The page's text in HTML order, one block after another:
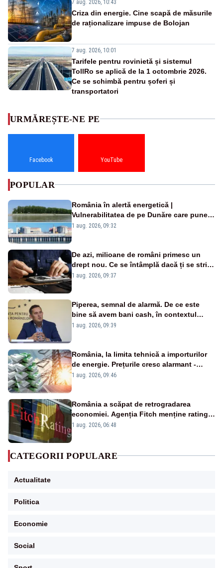
7 aug. 2026, 10:43
Criza din energie. Cine scapă de măsurile
de raționalizare impuse de Bolojan
7 aug. 2026, 10:01
Tarifele pentru rovinietă și sistemul
TollRo se aplică de la 1 octombrie 2026.
Ce se schimbă pentru șoferi și
transportatori
URMĂREȘTE-NE PE
Facebook YouTube
POPULAR
România în alertă energetică |
Vulnerabilitatea de pe Dunăre care pune
în pericol Centrala Cernavodă era
1 aug. 2026, 09:32
De azi, milioane de români primesc un
drept nou. Ce se întâmplă dacă ți se strică
un produs
1 aug. 2026, 09:37
Piperea, semnal de alarmă. De ce este
bine să avem bani cash, în contextul
alertei energetice?
1 aug. 2026, 09:39
România, la limita tehnică a importurilor
de energie. Prețurile cresc alarmant -
Analiză Realitatea Plus
1 aug. 2026, 09:46
România a scăpat de retrogradarea
economiei. Agenția Fitch menține ratingul
„BBB-” cu perspectivă negativă
1 aug. 2026, 06:48
CATEGORII POPULARE
Actualitate
Politica
Economie
Social